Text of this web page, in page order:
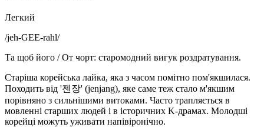
Легкий
/jeh-GEE-rahl/
Та щоб його / От чорт: старомодний вигук роздратування.
Старіша корейська лайка, яка з часом помітно пом'якшилася.
Походить від '젠장' (jenjang), яке саме теж стало м'якшим
порівняно з сильнішими витоками. Часто трапляється в
мовленні старших людей і в історичних K-драмах. Молодші
корейці можуть уживати напівіронічно.